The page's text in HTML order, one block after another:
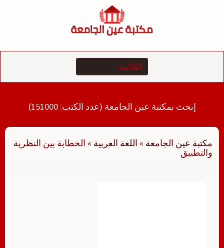
إبحث بمكتبة عين الجامعة (عدد الكتب: 151000)
مكتبة عين الجامعة » اللغة العربية » الخطابة بين النظرية
والتطبيق